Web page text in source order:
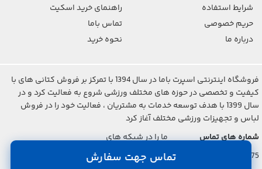
تماس جهت سفارش
شرایط استفاده
حریم خصوصی
درباره ما
راهنمای خرید اسکیت
تماس باما
نحوه خرید
فروشگاه اینترنتی اسپرت باما در سال 1394 با تمرکز بر فروش کتانی های با
کیفیت و تخصصی در حوزه های مختلف ورزشی شروع به فعالیت کرد و در
سال 1399 با هدف توسعه خدمات به مشتریان ، فعالیت خود را در فروش
لباس و تجهیزات ورزشی مختلف آغاز کرد
شماره های تماس
021-2842-7275
ما را در شبکه های
اجتماعی دنبال کنید